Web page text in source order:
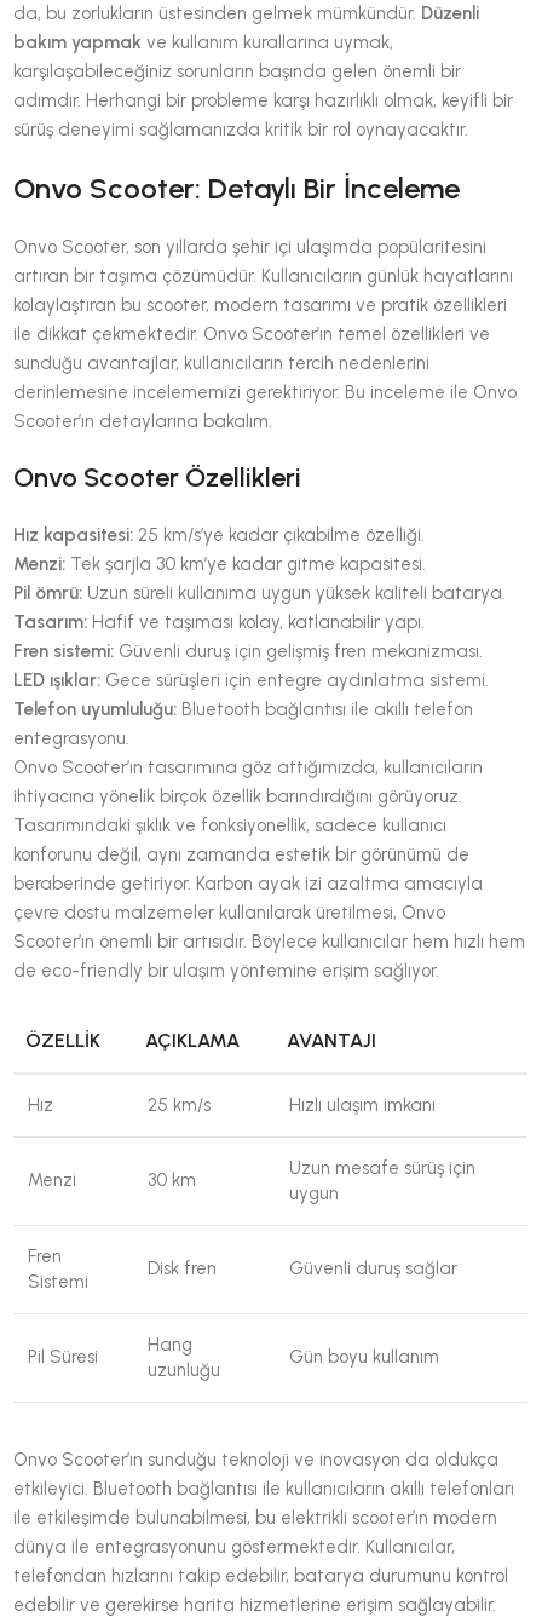
da, bu zorlukların üstesinden gelmek mümkündür. Düzenli
bakım yapmak ve kullanım kurallarına uymak,
karşılaşabileceğiniz sorunların başında gelen önemli bir
adımdır. Herhangi bir probleme karşı hazırlıklı olmak, keyifli bir
sürüş deneyimi sağlamanızda kritik bir rol oynayacaktır.
Onvo Scooter: Detaylı Bir İnceleme
Onvo Scooter, son yıllarda şehir içi ulaşımda popülaritesini
artıran bir taşıma çözümüdür. Kullanıcıların günlük hayatlarını
kolaylaştıran bu scooter, modern tasarımı ve pratik özellikleri
ile dikkat çekmektedir. Onvo Scooter’ın temel özellikleri ve
sunduğu avantajlar, kullanıcıların tercih nedenlerini
derinlemesine incelememizi gerektiriyor. Bu inceleme ile Onvo
Scooter’ın detaylarına bakalım.
Onvo Scooter Özellikleri
Hız kapasitesi: 25 km/s’ye kadar çıkabilme özelliği.
Menzi: Tek şarjla 30 km’ye kadar gitme kapasitesi.
Pil ömrü: Uzun süreli kullanıma uygun yüksek kaliteli batarya.
Tasarım: Hafif ve taşıması kolay, katlanabilir yapı.
Fren sistemi: Güvenli duruş için gelişmiş fren mekanizması.
LED ışıklar: Gece sürüşleri için entegre aydınlatma sistemi.
Telefon uyumluluğu: Bluetooth bağlantısı ile akıllı telefon
entegrasyonu.
Onvo Scooter’ın tasarımına göz attığımızda, kullanıcıların
ihtiyacına yönelik birçok özellik barındırdığını görüyoruz.
Tasarımındaki şıklık ve fonksiyonellik, sadece kullanıcı
konforunu değil, aynı zamanda estetik bir görünümü de
beraberinde getiriyor. Karbon ayak izi azaltma amacıyla
çevre dostu malzemeler kullanılarak üretilmesi, Onvo
Scooter’ın önemli bir artısıdır. Böylece kullanıcılar hem hızlı hem
de eco-friendly bir ulaşım yöntemine erişim sağlıyor.
ÖZELLIK AÇIKLAMA AVANTAJI
Hız 25 km/s Hızlı ulaşım imkanı
Menzi 30 km
Uzun mesafe sürüş için
uygun
Fren
Sistemi
Disk fren Güvenli duruş sağlar
Pil Süresi
Hang
uzunluğu
Gün boyu kullanım
Onvo Scooter’ın sunduğu teknoloji ve inovasyon da oldukça
etkileyici. Bluetooth bağlantısı ile kullanıcıların akıllı telefonları
ile etkileşimde bulunabilmesi, bu elektrikli scooter’ın modern
dünya ile entegrasyonunu göstermektedir. Kullanıcılar,
telefondan hızlarını takip edebilir, batarya durumunu kontrol
edebilir ve gerekirse harita hizmetlerine erişim sağlayabilir.